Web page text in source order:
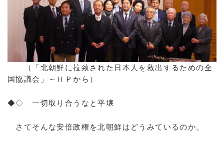
（「北朝鮮に拉致された日本人を救出するための全
国協議会」～ＨＰから）
◆◇ 一切取り合うなと平壌
さてそんな安倍政権を北朝鮮はどうみているのか。